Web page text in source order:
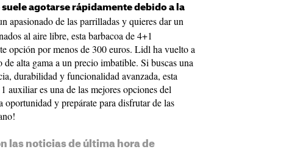
agotarse rápidamente debido a la
apasionado de las parrilladas y quieres dar un
al aire libre, esta barbacoa de 4+1
opción por menos de 300 euros. Lidl ha vuelto a
alta gama a un precio imbatible. Si buscas una
durabilidad y funcionalidad avanzada, esta
auxiliar es una de las mejores opciones del
oportunidad y prepárate para disfrutar de las
las noticias de última hora de